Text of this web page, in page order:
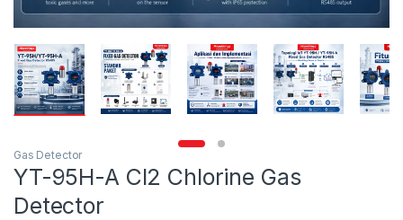
Gas Detector
YT-95H-A Cl2 Chlorine Gas
Detector